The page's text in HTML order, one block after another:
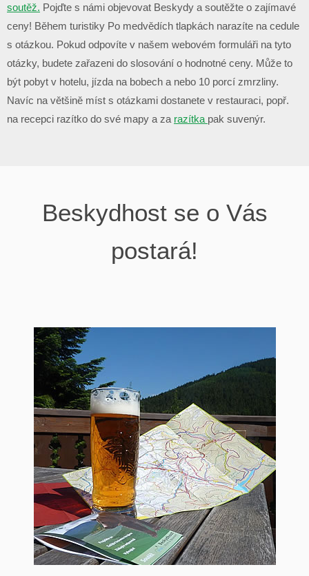
soutěž. Pojďte s námi objevovat Beskydy a soutěžte o zajímavé
ceny! Během turistiky Po medvědích tlapkách narazíte na cedule
s otázkou. Pokud odpovíte v našem webovém formuláři na tyto
otázky, budete zařazeni do slosování o hodnotné ceny. Může to
být pobyt v hotelu, jízda na bobech a nebo 10 porcí zmrzliny.
Navíc na většině míst s otázkami dostanete v restauraci, popř.
na recepci razítko do své mapy a za razítka pak suvenýr.
Beskydhost se o Vás
postará!